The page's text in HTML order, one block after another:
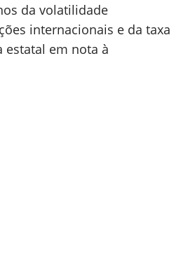
da volatilidade
internacionais e da taxa
estatal em nota à